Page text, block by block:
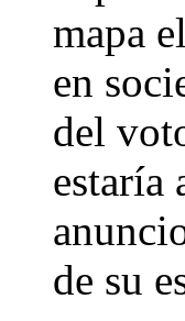
mapa
en
del
estaría
de su